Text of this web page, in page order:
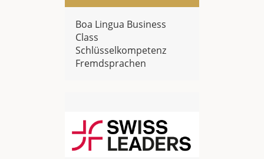
Boa Lingua Business
Class
Schlüsselkompetenz
Fremdsprachen